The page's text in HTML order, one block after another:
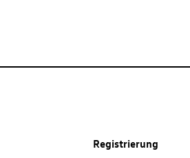
Registrierung